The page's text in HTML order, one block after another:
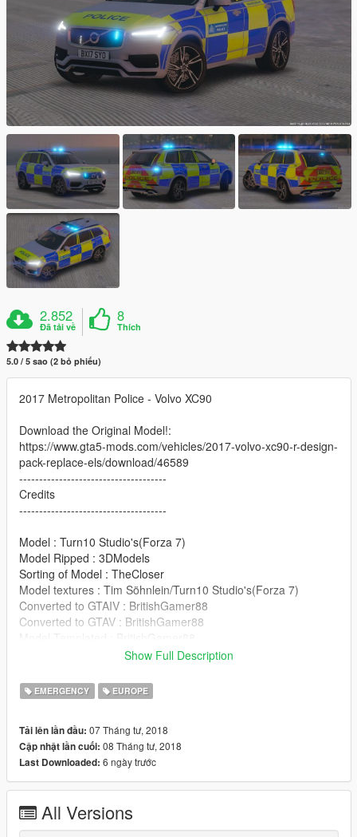
2.852
Đã tải về
8
Thích
5.0 / 5 sao (2 bỏ phiếu)
2017 Metropolitan Police - Volvo XC90
Download the Original Model!:
https://www.gta5-mods.com/vehicles/2017-volvo-xc90-r-design-
pack-replace-els/download/46589
-------------------------------------
Credits
-------------------------------------
Model : Turn10 Studio's(Forza 7)
Model Ripped : 3DModels
Sorting of Model : TheCloser
Model textures : Tim Söhnlein/Turn10 Studio's(Forza 7)
Converted to GTAIV : BritishGamer88
Converted to GTAV : BritishGamer88
Code3 Defender : Adrian Kucinski
Antanna's : BritishGamer88
Radley(RaddzModding)
-------------------------------------
| Install |
Install Texture Here!!!
Show Full Description
EMERGENCY EUROPE
Tải lên lần đầu: 07 Tháng tư, 2018
Cập nhật lần cuối: 08 Tháng tư, 2018
Last Downloaded: 6 ngày trước
All Versions